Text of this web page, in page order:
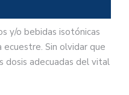
y/o bebidas isotónicas
Sin olvidar que
dosis adecuadas del vital